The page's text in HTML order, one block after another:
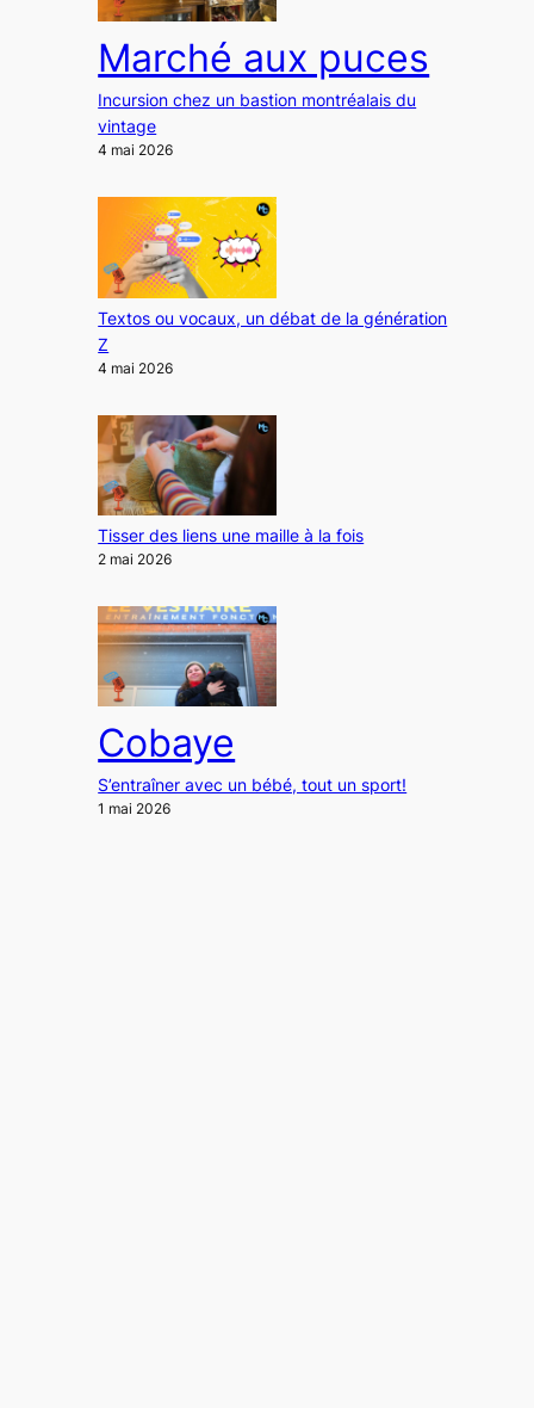
Marché aux puces
Incursion chez un bastion montréalais du
vintage
4 mai 2026
Textos ou vocaux, un débat de la génération
Z
4 mai 2026
Tisser des liens une maille à la fois
2 mai 2026
Cobaye
S’entraîner avec un bébé, tout un sport!
1 mai 2026